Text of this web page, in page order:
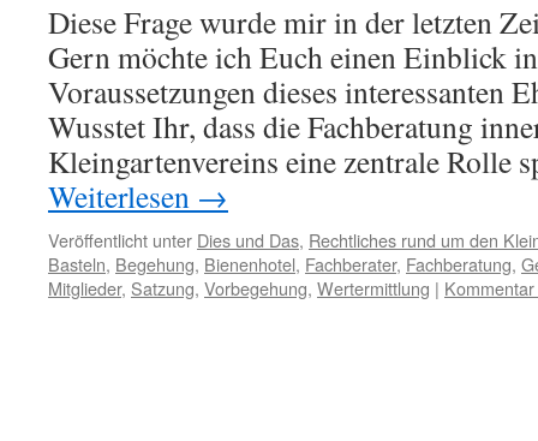
Diese Frage wurde mir in der letzten
Gern möchte ich Euch einen Einblick
Voraussetzungen dieses interessanten
Wusstet Ihr, dass die Fachberatung
Kleingartenvereins eine zentrale
Weiterlesen →
Veröffentlicht unter Dies und Das, Rechtliches rund um den
Basteln, Begehung, Bienenhotel, Fachberater, Fachberatung,
Mitglieder, Satzung, Vorbegehung, Wertermittlung |